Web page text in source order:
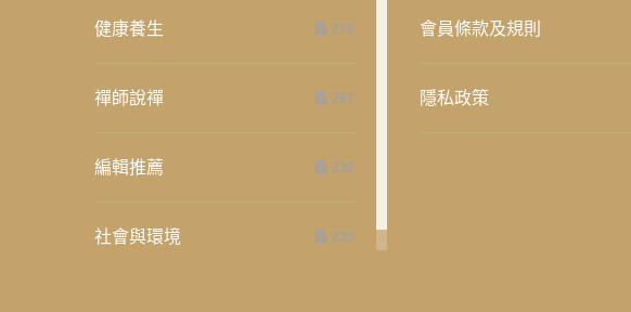
健康養生 276
禪師說禪 267
編輯推薦 236
社會與環境 235
會員條款及規則
隱私政策